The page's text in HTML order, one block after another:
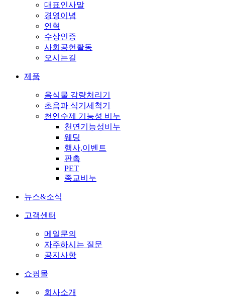
대표인사말
경영이념
연혁
수상인증
사회공헌활동
오시는길
제품
음식물 감량처리기
초음파 식기세척기
천연수제 기능성 비누
천연기능성비누
웨딩
행사,이벤트
판촉
PET
종교비누
뉴스&소식
고객센터
메일문의
자주하시는 질문
공지사항
쇼핑몰
회사소개